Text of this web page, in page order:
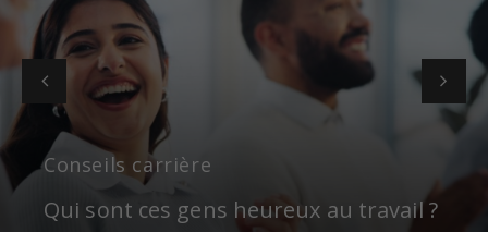
Conseils carrière
Qui sont ces gens heureux au travail ?